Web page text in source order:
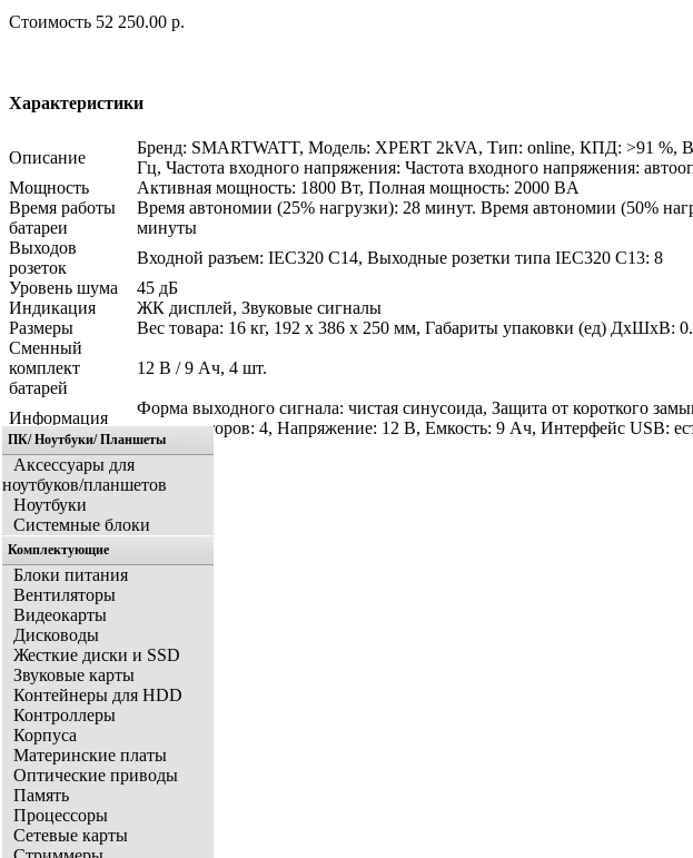
Стоимость 52 250.00 р.
Характеристики
Описание
Бренд: SMARTWATT, Модель: XPERT 2kVA, Тип: online, КПД: >91 %,
Гц, Частота входного напряжения: Частота входного напряжения:
Мощность
Активная мощность: 1800 Вт, Полная мощность: 2000 ВA
Время работы
батареи
Время автономии (25% нагрузки): 28 минут. Время автономии (50%
минуты
Выходов
розеток
Входной разъем: IEC320 C14, Выходные розетки типа IEC320 С13: 8
Уровень шума
45 дБ
Индикация
ЖК дисплей, Звуковые сигналы
Размеры
Вес товара: 16 кг, 192 x 386 x 250 мм, Габариты упаковки (ед) ДхШхВ:
Сменный
комплект
батарей
12 В / 9 Ач, 4 шт.
Информация
Форма выходного сигнала: чистая синусоида, Защита от короткого
аккумуляторов: 4, Напряжение: 12 В, Емкость: 9 Ач, Интерфейс USB:
ПК/ Ноутбуки/ Планшеты
Аксессуары для
ноутбуков/планшетов
Ноутбуки
Системные блоки
Комплектующие
Блоки питания
Вентиляторы
Видеокарты
Дисководы
Жесткие диски и SSD
Звуковые карты
Контейнеры для HDD
Контроллеры
Корпуса
Материнские платы
Оптические приводы
Память
Процессоры
Сетевые карты